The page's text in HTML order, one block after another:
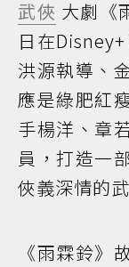
武俠 大劇《
日在
洪源執導、
應是綠肥紅
手楊洋、章
員，打造一
俠義深情的
《雨霖鈴》